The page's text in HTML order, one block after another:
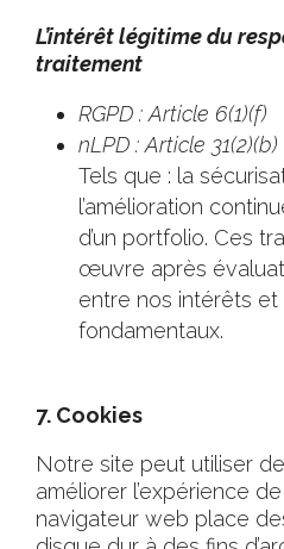
L’intérêt légitime du
traitement
RGPD : Article 6(1)(f)
nLPD : Article 31(2)(b)
Tels que : la
l’amélioration
d’un portfolio. Ces
œuvre après
entre nos intérêts et
fondamentaux.
7. Cookies
Notre site peut utiliser
améliorer l’expérience de
navigateur web place